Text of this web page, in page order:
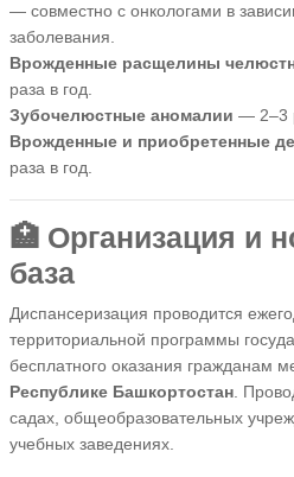
— совместно с онкологами в
заболевания.
Врожденные расщелины
раза в год.
Зубочелюстные аномалии — 2–3
Врожденные и приобретенные
раза в год.
🏥 Организация и
база
Диспансеризация проводится
территориальной программы
бесплатного оказания гражданам
Республике Башкортостан.
садах, общеобразовательных
учебных заведениях.